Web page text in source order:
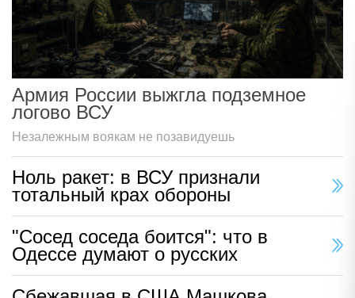
Армия России выжгла подземное
логово ВСУ
Незалежным воякам не позавидуешь
Ноль ракет: в ВСУ признали
тотальный крах обороны
"Сосед соседа боится": что в
Одессе думают о русских